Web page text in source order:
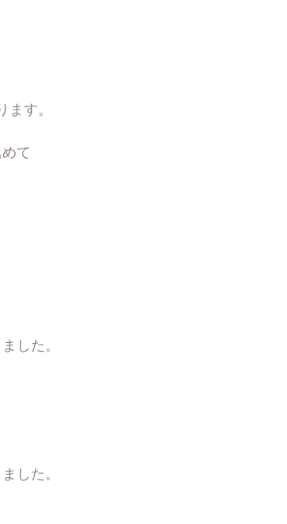
す。
て
した。
した。